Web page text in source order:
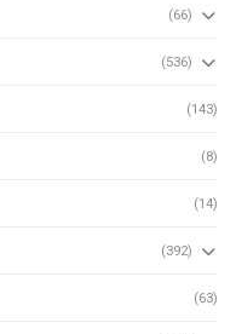
(66)
(536)
(143)
(8)
(14)
(392)
(63)